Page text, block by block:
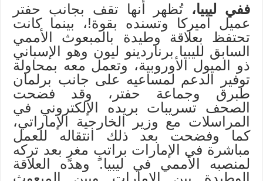
ففي ليبيا، تُظهر أنها تقف بجانب حفتر
عميل أميركا وتسنده بقوة!، بينما كانت
تحتفظ بعلاقة وطيدة بالمبعوث الأممي
السابق لليبيا برناردينو ليون وهو الإسباني
ذو الميول الأوروبية، وتعمل معه بمحاولة
توفير الدعم لمساعيه على جانب برلمان
طبرق وجماعة حفتر، وقد فضحت
الصحف تسريبات بريده الإلكتروني في
المراسلات مع وزير الخارجية الإماراتي،
كما وفضحت بعد ذلك انتقاله للعمل
مباشرة في الإمارات براتبٍ مغرٍ بعد تركه
لمنصبه الأممي في ليبيا. وهذه العلاقة
الوطيدة بين الإمارات وبين المبعوث